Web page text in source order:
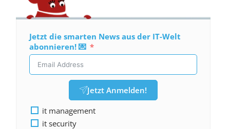
Jetzt die smarten News aus der IT-Welt
abonnieren! 💌
Jetzt Anmelden!
it management
it security